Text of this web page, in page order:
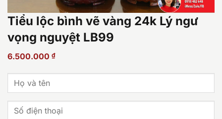
Tiểu lộc bình vẽ vàng 24k Lý ngư
vọng nguyệt LB99
6.500.000 ₫